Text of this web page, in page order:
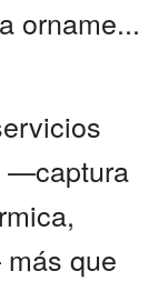
orname...
—captura
que